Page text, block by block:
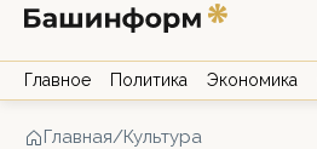
Главное Политика Экономика
Главная/Культура